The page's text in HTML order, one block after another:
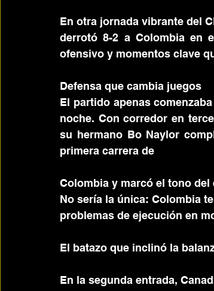
En otra jornada vibrante del
derrotó 8-2 a Colombia en
ofensivo y momentos clave
Defensa que cambia juegos
El partido apenas
noche. Con corredor en
su hermano Bo Naylor
primera carrera de
Colombia y marcó el tono del
No sería la única: Colombia
problemas de ejecución en
El batazo que inclinó la
En la segunda entrada,